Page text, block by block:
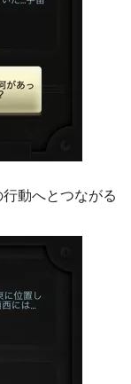
動へとつながる